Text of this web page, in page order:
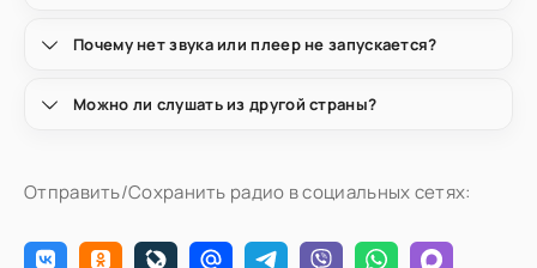
Почему нет звука или плеер не запускается?
Можно ли слушать из другой страны?
Отправить/Сохранить радио в социальных сетях: